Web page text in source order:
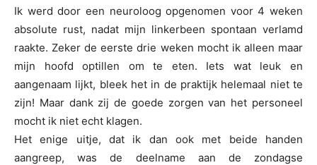
Ik werd door een neuroloog opgenomen voor 4 weken
absolute rust, nadat mijn linkerbeen spontaan verlamd
raakte. Zeker de eerste drie weken mocht ik alleen maar
mijn hoofd optillen om te eten. Iets wat leuk en
aangenaam lijkt, bleek het in de praktijk helemaal niet te
zijn! Maar dank zij de goede zorgen van het personeel
mocht ik niet echt klagen.
Het enige uitje, dat ik dan ook met beide handen
aangreep, was de deelname aan de zondagse